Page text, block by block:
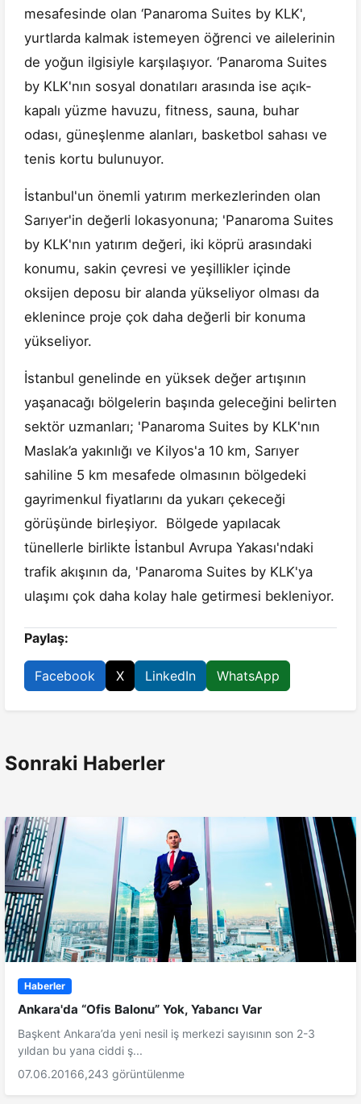
mesafesinde olan ‘Panaroma Suites by KLK',
yurtlarda kalmak istemeyen öğrenci ve ailelerinin
de yoğun ilgisiyle karşılaşıyor. ‘Panaroma Suites
by KLK'nın sosyal donatıları arasında ise açık-
kapalı yüzme havuzu, fitness, sauna, buhar
odası, güneşlenme alanları, basketbol sahası ve
tenis kortu bulunuyor.
İstanbul'un önemli yatırım merkezlerinden olan
Sarıyer'in değerli lokasyonuna; 'Panaroma Suites
by KLK'nın yatırım değeri, iki köprü arasındaki
konumu, sakin çevresi ve yeşillikler içinde
oksijen deposu bir alanda yükseliyor olması da
eklenince proje çok daha değerli bir konuma
yükseliyor.
İstanbul genelinde en yüksek değer artışının
yaşanacağı bölgelerin başında geleceğini belirten
sektör uzmanları; 'Panaroma Suites by KLK'nın
Maslak’a yakınlığı ve Kilyos'a 10 km, Sarıyer
sahiline 5 km mesafede olmasının bölgedeki
gayrimenkul fiyatlarını da yukarı çekeceği
görüşünde birleşiyor. Bölgede yapılacak
tünellerle birlikte İstanbul Avrupa Yakası'ndaki
trafik akışının da, 'Panaroma Suites by KLK'ya
ulaşımı çok daha kolay hale getirmesi bekleniyor.
Paylaş:
Facebook X LinkedIn WhatsApp
Sonraki Haberler
Haberler
Ankara'da “Ofis Balonu” Yok, Yabancı Var
Başkent Ankara’da yeni nesil iş merkezi sayısının son 2-3
yıldan bu yana ciddi ş...
07.06.20166,243 görüntülenme